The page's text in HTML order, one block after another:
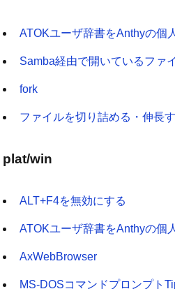
ATOKユーザ辞書をAnthyの個
Samba経由で開いているファ
fork
ファイルを切り詰める・伸長
plat/win
ALT+F4を無効にする
ATOKユーザ辞書をAnthyの個
AxWebBrowser
MS-DOSコマンドプロンプト